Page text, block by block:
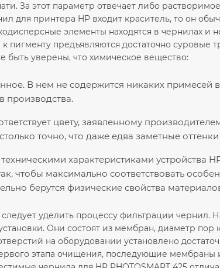
За этот параметр отвечает либо
для принтера HP входит краситель, то он
элементы находятся в чернилах
к пигменту предъявляются достаточно суровые
быть уверены, что химическое вещество:
В нем не содержится никаких примесей
производства.
цвету, заявленному
точно, что даже едва заметные
характеристиками устройства
чтобы максимально соответствовать
берутся физические свойства
уделить процессу фильтрации чернил.
Они состоят из мембран, диаметр пор
на оборудовании установлено
этапа очищения, последующие мембраны